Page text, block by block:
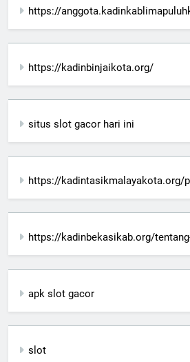
https://
https://kadinbinjaikota.org/
situs slot gacor hari ini
https://kadintasikmalayakota.org/
https://kadinbekasikab.org/
apk slot gacor
slot